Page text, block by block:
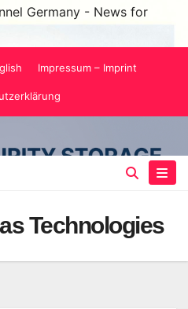
Germany - News for
Impressum – Imprint
Technologies